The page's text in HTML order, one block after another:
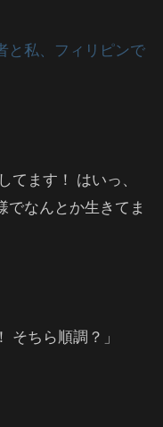
と私、フィリピンで
ます！ はいっ、
でなんとか生きてま
そちら順調？」